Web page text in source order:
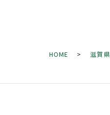
HOME > 滋賀県